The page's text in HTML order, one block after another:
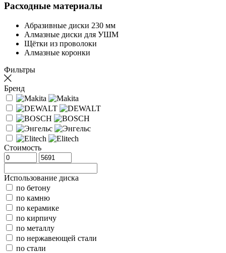
Расходные материалы
Абразивные диски 230 мм
Алмазные диски для УШМ
Щётки из проволоки
Алмазные коронки
Фильтры
Бренд
Стоимость
Использование диска
по бетону
по камню
по керамике
по кирпичу
по металлу
по нержавеющей стали
по стали